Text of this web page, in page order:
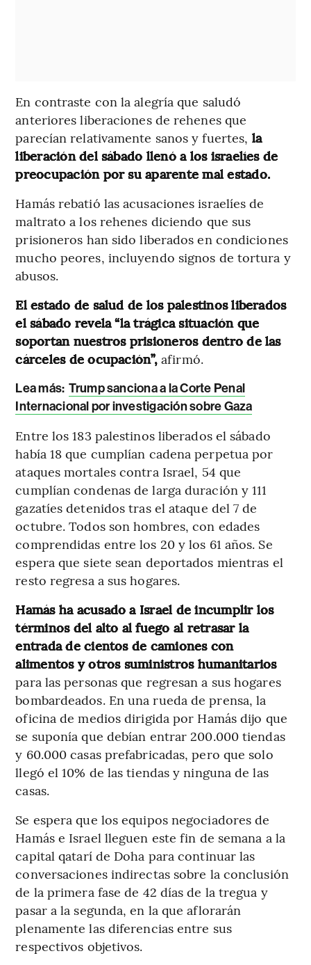
En contraste con la alegría que saludó
anteriores liberaciones de rehenes que
parecían relativamente sanos y fuertes, la
liberación del sábado llenó a los israelíes de
preocupación por su aparente mal estado.
Hamás rebatió las acusaciones israelíes de
maltrato a los rehenes diciendo que sus
prisioneros han sido liberados en condiciones
mucho peores, incluyendo signos de tortura y
abusos.
El estado de salud de los palestinos liberados
el sábado revela “la trágica situación que
soportan nuestros prisioneros dentro de las
cárceles de ocupación”,afirmó.
Lea más: Trump sanciona a la Corte Penal
Internacional por investigación sobre Gaza
Entre los 183 palestinos liberados el sábado
había 18 que cumplían cadena perpetua por
ataques mortales contra Israel, 54 que
cumplían condenas de larga duración y 111
gazatíes detenidos tras el ataque del 7 de
octubre. Todos son hombres, con edades
comprendidas entre los 20 y los 61 años. Se
espera que siete sean deportados mientras el
resto regresa a sus hogares.
Hamás ha acusado a Israel de incumplir los
términos del alto al fuego al retrasar la
entrada de cientos de camiones con
alimentos y otros suministros humanitarios
para las personas que regresan a sus hogares
bombardeados. En una rueda de prensa, la
oficina de medios dirigida por Hamás dijo que
se suponía que debían entrar 200.000 tiendas
y 60.000 casas prefabricadas, pero que solo
llegó el 10% de las tiendas y ninguna de las
casas.
Se espera que los equipos negociadores de
Hamás e Israel lleguen este fin de semana a la
capital qatarí de Doha para continuar las
conversaciones indirectas sobre la conclusión
de la primera fase de 42 días de la tregua y
pasar a la segunda, en la que aflorarán
plenamente las diferencias entre sus
respectivos objetivos.